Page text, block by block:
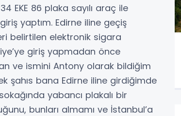
EKE 86 plaka sayılı araç ile
giriş yaptım. Edirne iline geçiş
belirtilen elektronik sigara
giriş yapmadan önce
ve ismini Antony olarak bildiğim
şahıs bana Edirne iline girdiğimde
yabancı plakalı bir
bunları almamı ve İstanbul’a